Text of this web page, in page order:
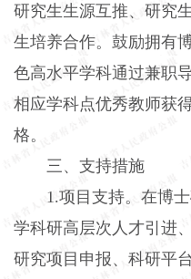
研究生生源互推、研究
生培养合作。鼓励拥有
色高水平学科通过兼职
相应学科点优秀教师获
格。
三、支持措施
1.项目支持。在博士
学科研高层次人才引进
研究项目申报、科研平